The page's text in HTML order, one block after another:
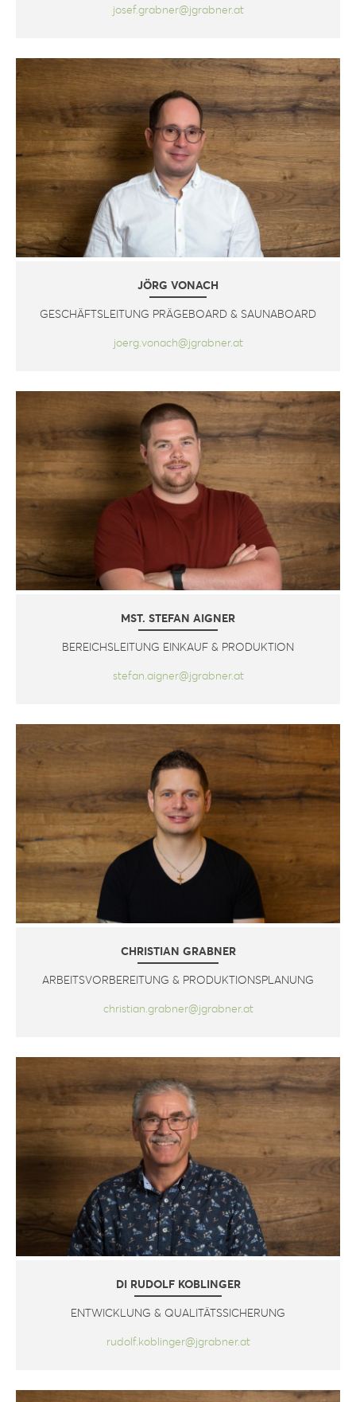
josef.grabner@jgrabner.at
JÖRG VONACH
GESCHÄFTSLEITUNG PRÄGEBOARD & SAUNABOARD
joerg.vonach@jgrabner.at
MST. STEFAN AIGNER
BEREICHSLEITUNG EINKAUF & PRODUKTION
stefan.aigner@jgrabner.at
CHRISTIAN GRABNER
ARBEITSVORBEREITUNG & PRODUKTIONSPLANUNG
christian.grabner@jgrabner.at
DI RUDOLF KOBLINGER
ENTWICKLUNG & QUALITÄTSSICHERUNG
rudolf.koblinger@jgrabner.at